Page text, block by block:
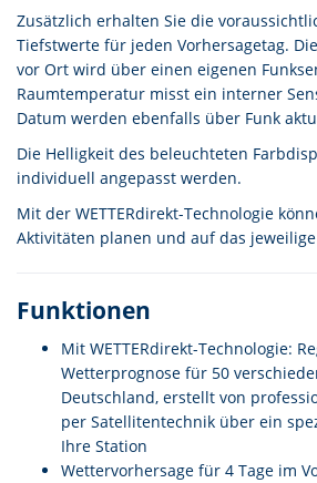
Zusätzlich erhalten Sie die
Tiefstwerte für jeden Vorhersagetag.
vor Ort wird über einen eigenen
Raumtemperatur misst ein interner
Datum werden ebenfalls über Funk
Die Helligkeit des beleuchteten
individuell angepasst werden.
Mit der WETTERdirekt-Technologie
Aktivitäten planen und auf das
Funktionen
Mit WETTERdirekt-Technologie:
Wetterprognose für 50
Deutschland, erstellt von
per Satellitentechnik über ein
Ihre Station
Wettervorhersage für 4 Tage im